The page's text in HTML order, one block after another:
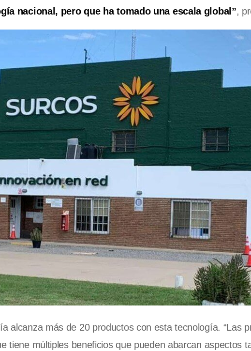
nacional, pero que ha tomado una escala global”,
alcanza más de 20 productos con esta tecnología. “Las
tiene múltiples beneficios que pueden abarcan aspectos